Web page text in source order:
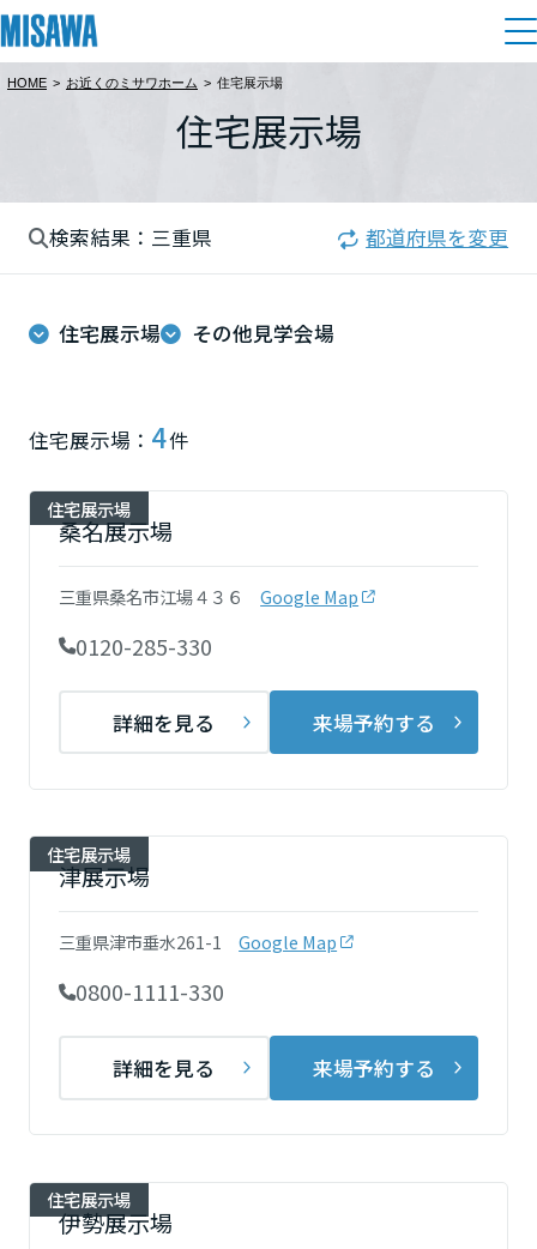
住まい
商品ラインアップ
インテリア
住まいづくりガイド
分譲住宅（建売・土地）検索
中古住宅検索
スムストック検索
住まいの売却
多彩な動画やこだわりが詰まった建築実例、注目の最新情報など、住
まいづくりを楽しく学べるデジタルラウンジです。
個人のお客さま
賃貸住宅
店舗・各種施設
土地活用モデルルーム見学
社宅建築
これから土地活用・賃貸経営をご検討の方
土地活用の基礎から長期安定経営を目指すオーナー様まで、賃貸経営
に役立つ多彩な情報を幅広くお届けします。
戸建て・マンション
リフォームメニュー
事業用
事業用リノベーション
ホテル・旅館リフォーム
リフォーム営業所
これからリフォームをご検討の方
ホームラウンジ リフォーム
まちづくり
複合開発事業（ASMACI-アスマチ-）
再開発・官民連携事業
分譲マンション開発事業
収益不動産・投資開発事業
建築再生事業
事業用売買
事業用地・事業用建物
すべてのフィールドに新しい価値をデザインし、持続可能な未来志向
のまちづくりを実現していきます。
ミサワゼネラルソリューション
オーナーサポート
サポートメニュー
保証制度
アフターメンテナンス
ミサワリフォーム
お客様センター
ミサワホームオーナーさま・リフォーム工事ご契約者さまとミサワホ
ームを結ぶコミュニケーションサイト。お得・便利・安心なコンテン
ツや、ミサワホームからの大切なお知らせなど配信しています。
企業・IR情報
ニュース
MISAWAについて
SDGs
環境活動
採用情報
新卒者採用
中途採用
障がい者採用
展示場・イベント情報
カタログ請求
住まいのご相談
HOME > お近くのミサワホーム > 住宅展示場
住宅展示場
検索結果：三重県 都道府県を変更
住宅展示場 その他見学会場
住宅展示場： 4件
住宅展示場
桑名展示場
三重県桑名市江場４３６ Google Map
0120-285-330
詳細を見る 来場予約する
住宅展示場
津展示場
三重県津市垂水261-1 Google Map
0800-1111-330
詳細を見る 来場予約する
住宅展示場
伊勢展示場
都道府県を選択
青森県
岩手県
宮城県
秋田県
山形県
福島県
関東
群馬県